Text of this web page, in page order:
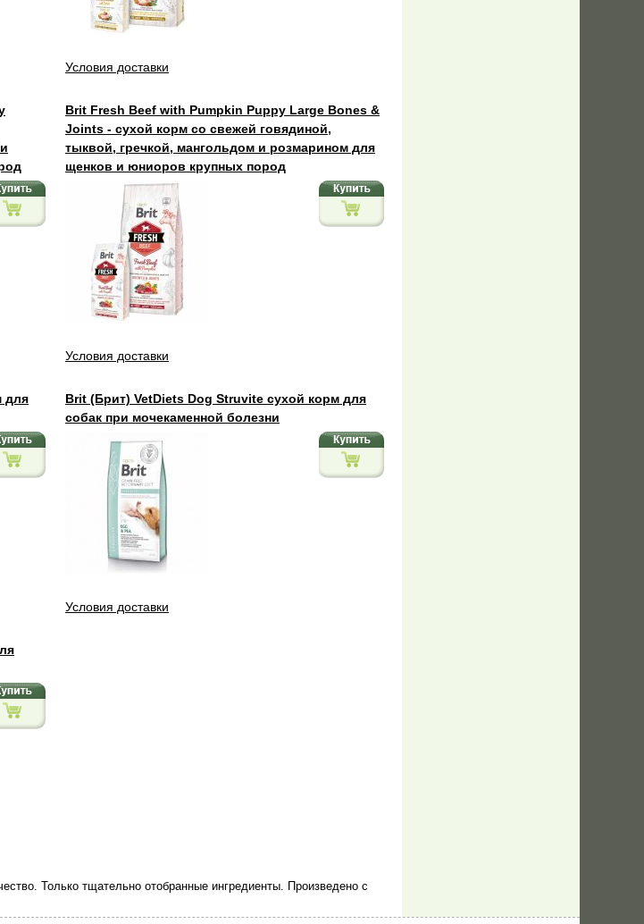
Условия доставки
Brit Fresh Beef with Pumpkin Puppy Large Bones &
Joints - сухой корм со свежей говядиной,
тыквой, гречкой, мангольдом и розмарином для
щенков и юниоров крупных пород
Условия доставки
для
Brit (Брит) VetDiets Dog Struvite сухой корм для
собак при мочекаменной болезни
Условия доставки
Только тщательно отобранные ингредиенты. Произведено с